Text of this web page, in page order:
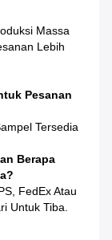
Massa
Lebih
Pesanan
Tersedia
Berapa
FedEx Atau
Untuk Tiba.